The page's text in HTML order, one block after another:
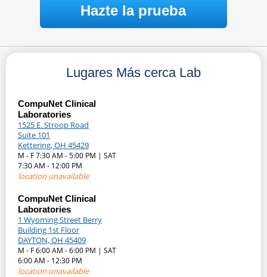
Hazte la prueba
Lugares Más cerca Lab
CompuNet Clinical
Laboratories
1525 E. Stroop Road
Suite 101
Kettering, OH 45429
M - F 7:30 AM - 5:00 PM | SAT
7:30 AM - 12:00 PM
location unavailable
CompuNet Clinical
Laboratories
1 Wyoming Street Berry
Building 1st Floor
DAYTON, OH 45409
M - F 6:00 AM - 6:00 PM | SAT
6:00 AM - 12:30 PM
location unavailable